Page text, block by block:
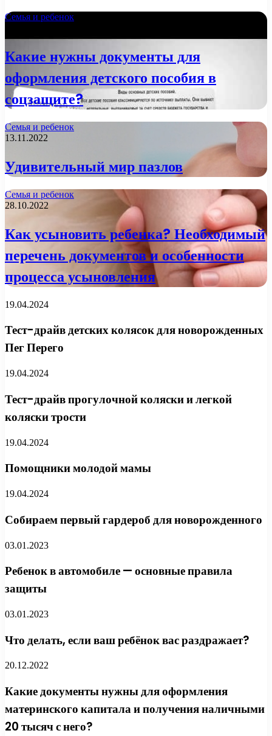
Семья и ребенок
Какие нужны документы для
оформления детского пособия в
соцзащите?
Семья и ребенок
13.11.2022
Удивительный мир пазлов
Семья и ребенок
28.10.2022
Как усыновить ребенка? Необходимый
перечень документов и особенности
процесса усыновления
19.04.2024
Тест-драйв детских колясок для новорожденных
Пег Перего
19.04.2024
Тест-драйв прогулочной коляски и легкой
коляски трости
19.04.2024
Помощники молодой мамы
19.04.2024
Собираем первый гардероб для новорожденного
03.01.2023
Ребенок в автомобиле — основные правила
защиты
03.01.2023
Что делать, если ваш ребёнок вас раздражает?
20.12.2022
Какие документы нужны для оформления
материнского капитала и получения наличными
20 тысяч с него?